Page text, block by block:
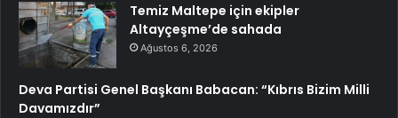
Temiz Maltepe için ekipler
Altayçeşme’de sahada
Ağustos 6, 2026
Deva Partisi Genel Başkanı Babacan: “Kıbrıs Bizim Milli
Davamızdır”